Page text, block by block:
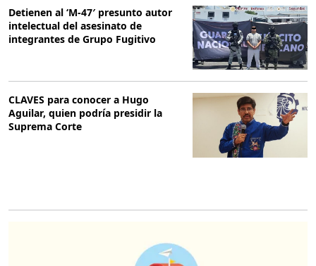
Detienen al ‘M-47′ presunto autor
intelectual del asesinato de
integrantes de Grupo Fugitivo
CLAVES para conocer a Hugo
Aguilar, quien podría presidir la
Suprema Corte